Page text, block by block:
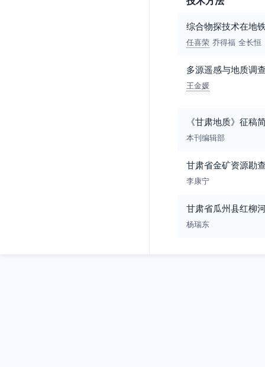
综合物探技术在地
任喜荣 乔得福 全长恒
多源遥感与地质调
王金媛
《甘肃地质》征稿
本刊编辑部
甘肃省金矿资源勘
李康宁
甘肃省瓜州县红柳
杨瑞东